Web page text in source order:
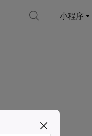
小程序